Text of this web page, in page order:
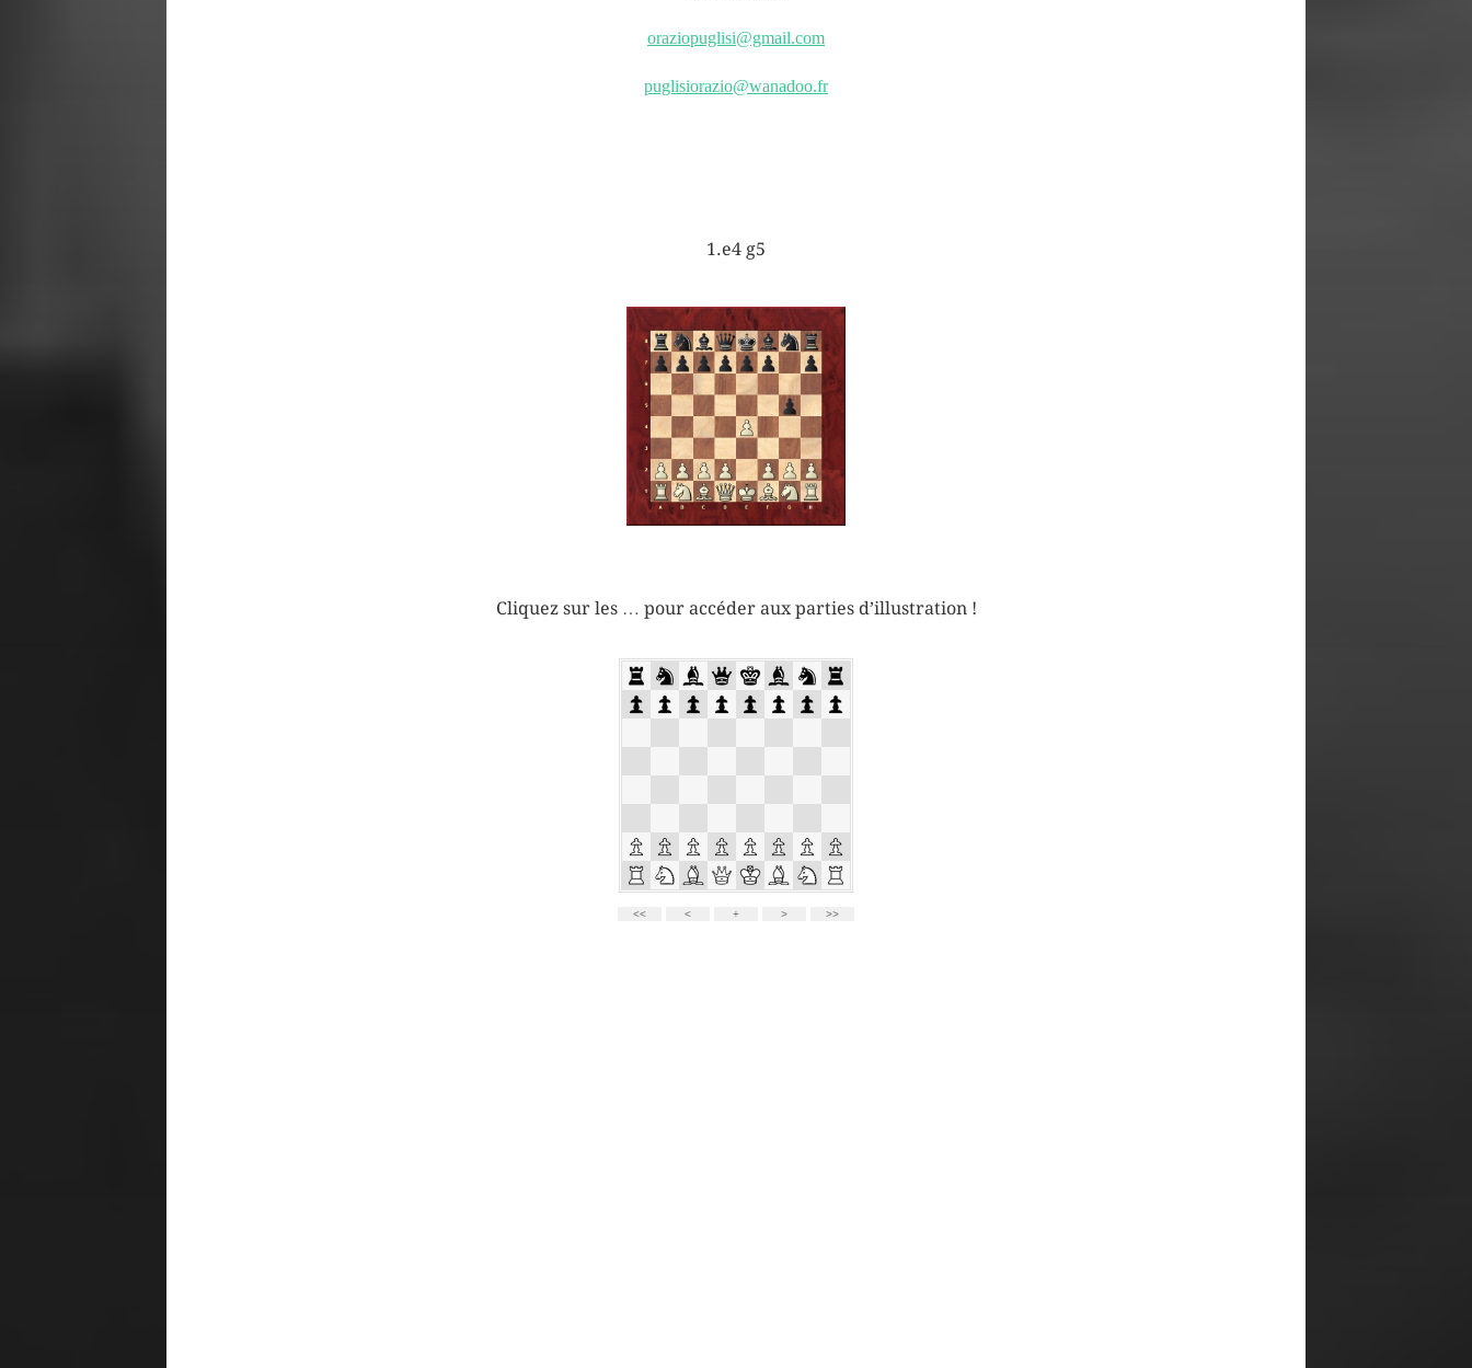
oraziopuglisi@gmail.com
puglisiorazio@wanadoo.fr
1.e4 g5
Cliquez sur les … pour accéder aux parties d’illustration !